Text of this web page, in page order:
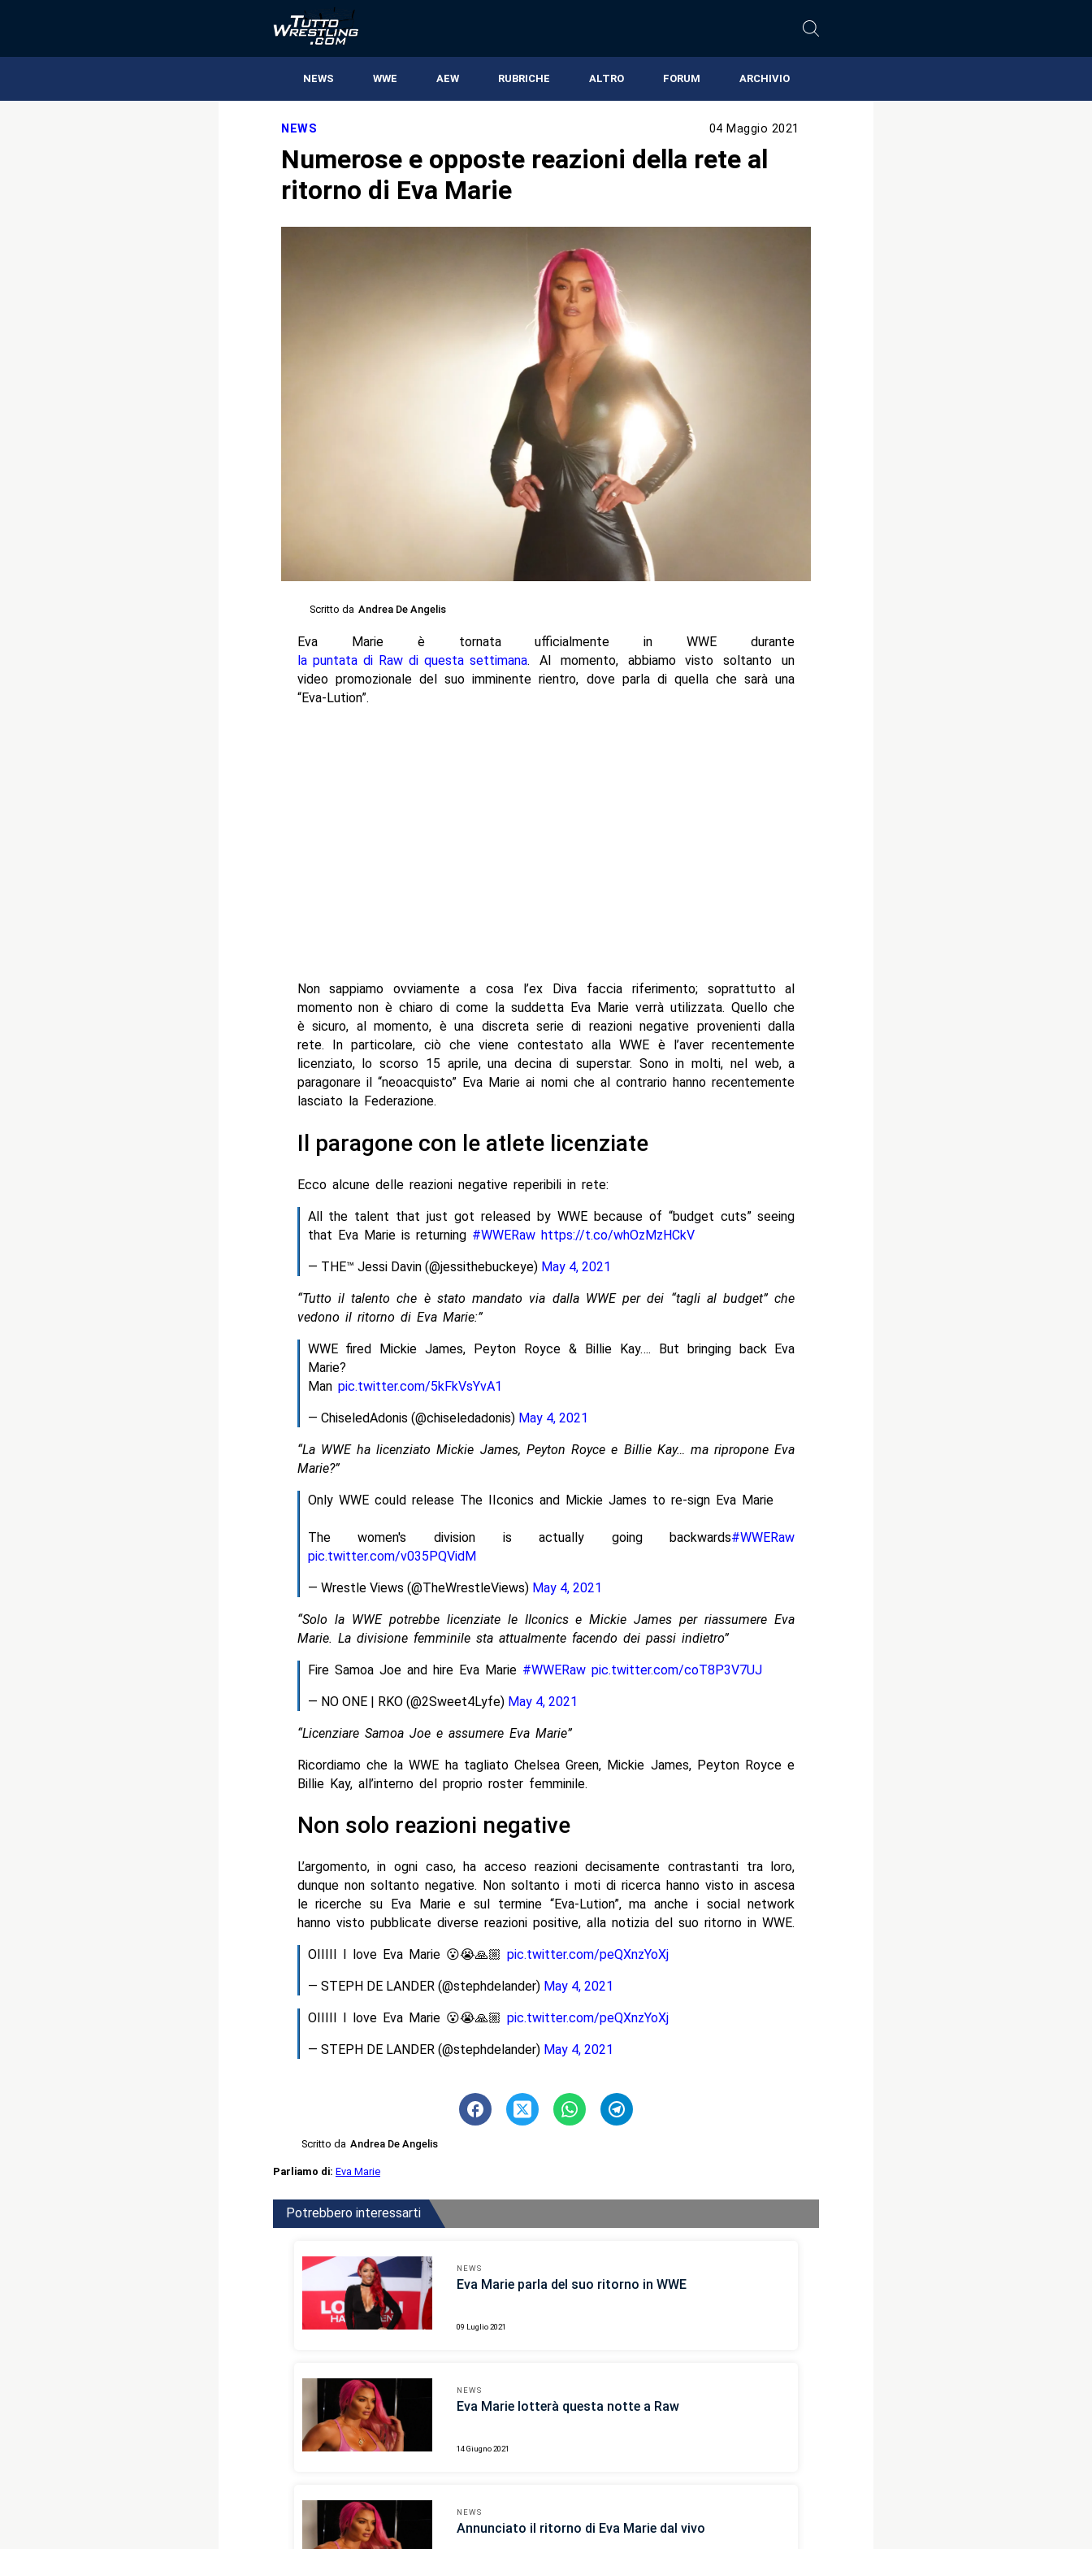
NEWS WWE AEW RUBRICHE ALTRO FORUM ARCHIVIO
NEWS 04 Maggio 2021
Numerose e opposte reazioni della rete al
ritorno di Eva Marie
Scritto da Andrea De Angelis
Eva Marie è tornata ufficialmente in WWE durante
la puntata di Raw di questa settimana. Al momento, abbiamo visto soltanto un
video promozionale del suo imminente rientro, dove parla di quella che sarà una
“Eva-Lution”.
Non sappiamo ovviamente a cosa l’ex Diva faccia riferimento; soprattutto al
momento non è chiaro di come la suddetta Eva Marie verrà utilizzata. Quello che
è sicuro, al momento, è una discreta serie di reazioni negative provenienti dalla
rete. In particolare, ciò che viene contestato alla WWE è l’aver recentemente
licenziato, lo scorso 15 aprile, una decina di superstar. Sono in molti, nel web, a
paragonare il “neoacquisto” Eva Marie ai nomi che al contrario hanno recentemente
lasciato la Federazione.
Il paragone con le atlete licenziate
Ecco alcune delle reazioni negative reperibili in rete:
All the talent that just got released by WWE because of “budget cuts” seeing
that Eva Marie is returning #WWERaw https://t.co/whOzMzHCkV
— THE™ Jessi Davin (@jessithebuckeye) May 4, 2021
“Tutto il talento che è stato mandato via dalla WWE per dei “tagli al budget” che
vedono il ritorno di Eva Marie:”
WWE fired Mickie James, Peyton Royce & Billie Kay…. But bringing back Eva
Marie?
Man pic.twitter.com/5kFkVsYvA1
— ChiseledAdonis (@chiseledadonis) May 4, 2021
“La WWE ha licenziato Mickie James, Peyton Royce e Billie Kay… ma ripropone Eva
Marie?”
Only WWE could release The IIconics and Mickie James to re-sign Eva Marie
The women's division is actually going backwards#WWERaw
pic.twitter.com/v035PQVidM
— Wrestle Views (@TheWrestleViews) May 4, 2021
“Solo la WWE potrebbe licenziate le IIconics e Mickie James per riassumere Eva
Marie. La divisione femminile sta attualmente facendo dei passi indietro”
Fire Samoa Joe and hire Eva Marie #WWERaw pic.twitter.com/coT8P3V7UJ
— NO ONE | RKO (@2Sweet4Lyfe) May 4, 2021
“Licenziare Samoa Joe e assumere Eva Marie”
Ricordiamo che la WWE ha tagliato Chelsea Green, Mickie James, Peyton Royce e
Billie Kay, all’interno del proprio roster femminile.
Non solo reazioni negative
L’argomento, in ogni caso, ha acceso reazioni decisamente contrastanti tra loro,
dunque non soltanto negative. Non soltanto i moti di ricerca hanno visto in ascesa
le ricerche su Eva Marie e sul termine “Eva-Lution”, ma anche i social network
hanno visto pubblicate diverse reazioni positive, alla notizia del suo ritorno in WWE.
OIIIII I love Eva Marie 😮😭🙏🏼 pic.twitter.com/peQXnzYoXj
— STEPH DE LANDER (@stephdelander) May 4, 2021
OIIIII I love Eva Marie 😮😭🙏🏼 pic.twitter.com/peQXnzYoXj
— STEPH DE LANDER (@stephdelander) May 4, 2021
Scritto da Andrea De Angelis
Parliamo di: Eva Marie
Potrebbero interessarti
NEWS
Eva Marie parla del suo ritorno in WWE
09 Luglio 2021
NEWS
Eva Marie lotterà questa notte a Raw
14 Giugno 2021
NEWS
Annunciato il ritorno di Eva Marie dal vivo